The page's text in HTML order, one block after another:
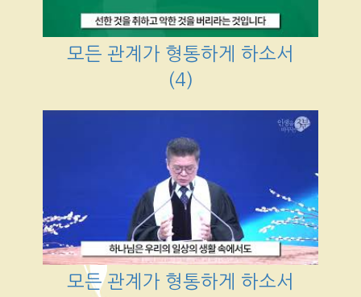
모든 관계가 형통하게 하소서
(4)
모든 관계가 형통하게 하소서